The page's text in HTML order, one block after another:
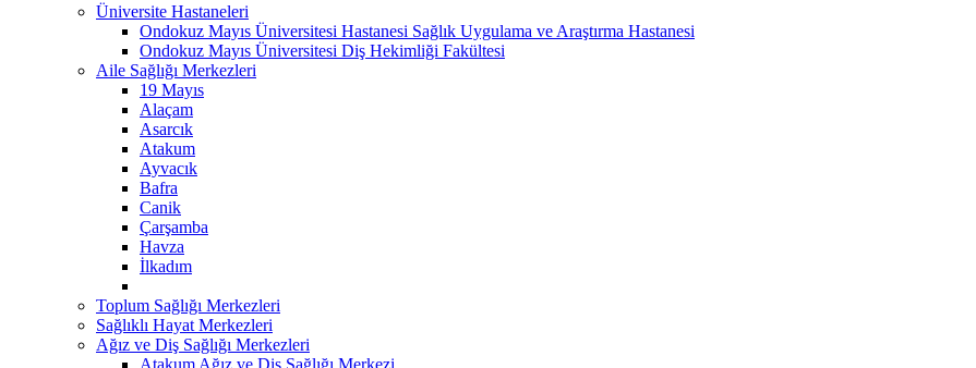
Üniversite Hastaneleri
Ondokuz Mayıs Üniversitesi Hastanesi Sağlık Uygulama ve Araştırma Hastanesi
Ondokuz Mayıs Üniversitesi Diş Hekimliği Fakültesi
Aile Sağlığı Merkezleri
19 Mayıs
Alaçam
Asarcık
Atakum
Ayvacık
Bafra
Canik
Çarşamba
Havza
İlkadım
Toplum Sağlığı Merkezleri
Sağlıklı Hayat Merkezleri
Ağız ve Diş Sağlığı Merkezleri
Atakum Ağız ve Diş Sağlığı Merkezi